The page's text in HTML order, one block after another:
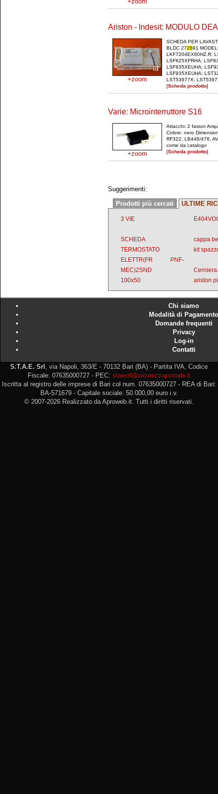
Ariston - Indesit: MODULO
+zoom
SCHEDA PER
BLDC 272691
LKF7204EX60HZ.R;
LSF825XFRHA;
LSF835XEUHA;
LSF935XEUHA;
LST53977X;
[Scheda prodotto]
Varie: Microinterruttore S16
+zoom
Attacchi: 2 faston
Colore: nero
RF322, LB446/476,
come da catalogo
[Scheda prodotto]
Suggerimenti:
Prodotti più cercati
ULTIME
3 VIE
SCHEDA
TERMOSTATO
ELETTR(FR PNF-
MEC)2SND
cappa
kit
Cerniera
100x50
ariston
Chi siamo
Modalità di Pagamento
Domande frequenti
Privacy
Log-in
Contatti
S.T.A.E. Srl , via Napoli, 363/E - 70132 Bari (BA) - Partita IVA, Codice
Fiscale: 07635000727 - PEC: staesrl@sicurezzapostale.it
Iscritta al registro delle imprese di Bari col num. 07635000727 - REA di Bari:
BA-571679 - Capitale sociale: 50.000,00 euro i.v.
© 2007-2026 Realizzato da Aproweb.it. Tutti i diritti riservati.